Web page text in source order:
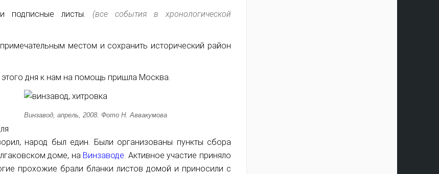
подписные листы. (все события в хронологической
местом и сохранить исторический район
этого дня к нам на помощь пришла Москва.
Винзавод, апрель, 2008. Фото Н. Аввакумова
народ был един. Были организованы пункты сбора
доме, на Винзаводе . Активное участие приняло
прохожие брали бланки листов домой и приносили с